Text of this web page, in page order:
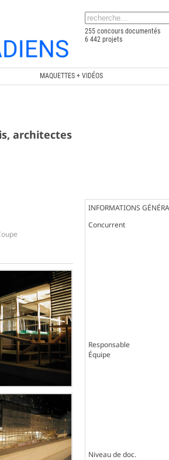
255 concours documentés
6 442 projets
MAQUETTES + VIDÉOS
architectes
INFORMATIONS
Concurrent
Responsable
Équipe
Niveau de doc.